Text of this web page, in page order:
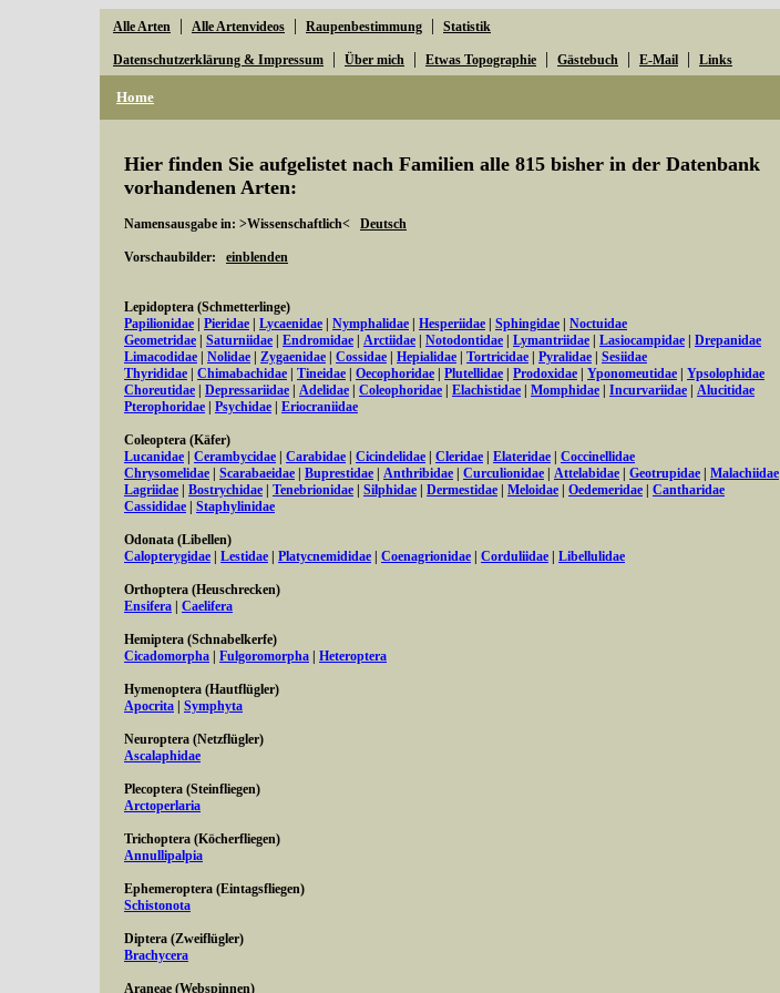
Alle Arten | Alle Artenvideos | Raupenbestimmung | Statistik
Datenschutzerklärung & Impressum | Über mich | Etwas Topographie | Gästebuch | E-Mail | Links
Home
Hier finden Sie aufgelistet nach Familien alle 815 bisher in der Datenbank
vorhandenen Arten:
Namensausgabe in: >Wissenschaftlich< Deutsch
Vorschaubilder: einblenden
Lepidoptera (Schmetterlinge)
Papilionidae
Pieridae Lycaenidae Nymphalidae Hesperiidae Sphingidae
Noctuidae
Geometridae
Saturniidae Endromidae Arctiidae Notodontidae Lymantriidae Lasiocampidae
Drepanidae
Limacodidae
Nolidae Zygaenidae Cossidae Hepialidae Tortricidae Pyralidae
Sesiidae
Thyrididae
Chimabachidae Tineidae Oecophoridae Plutellidae Prodoxidae Yponomeutidae
Ypsolophidae
Choreutidae
Depressariidae Adelidae Coleophoridae Elachistidae Momphidae Incurvariidae
Alucitidae
Pterophoridae
Psychidae Eriocraniidae
Coleoptera (Käfer)
Lucanidae
Cerambycidae Carabidae Cicindelidae Cleridae Elateridae
Coccinellidae
Chrysomelidae
Scarabaeidae Buprestidae Anthribidae Curculionidae Attelabidae Geotrupidae
Malachiidae
Lagriidae
Bostrychidae Tenebrionidae Silphidae Dermestidae Meloidae Oedemeridae
Cantharidae
Cassididae
Staphylinidae
Odonata (Libellen)
Calopterygidae
Lestidae Platycnemididae Coenagrionidae Corduliidae Libellulidae
Orthoptera (Heuschrecken)
Ensifera
Caelifera
Hemiptera (Schnabelkerfe)
Cicadomorpha
Fulgoromorpha Heteroptera
Hymenoptera (Hautflügler)
Apocrita
Symphyta
Neuroptera (Netzflügler)
Ascalaphidae
Plecoptera (Steinfliegen)
Arctoperlaria
Trichoptera (Köcherfliegen)
Annullipalpia
Ephemeroptera (Eintagsfliegen)
Schistonota
Diptera (Zweiflügler)
Brachycera
Araneae (Webspinnen)